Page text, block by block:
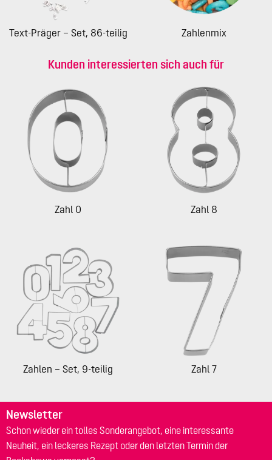
Text-Präger – Set, 86-teilig Zahlenmix
Kunden interessierten sich auch für
Zahl 0 Zahl 8
Zahlen – Set, 9-teilig Zahl 7
Newsletter
Schon wieder ein tolles Sonderangebot, eine interessante
Neuheit, ein leckeres Rezept oder den letzten Termin der